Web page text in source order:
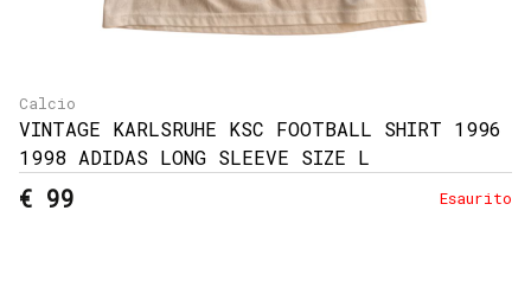
Calcio
VINTAGE KARLSRUHE KSC FOOTBALL SHIRT 1996
1998 ADIDAS LONG SLEEVE SIZE L
€ 99 Esaurito